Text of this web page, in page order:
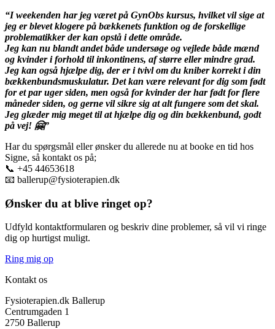
“I weekenden har jeg været på GynObs kursus, hvilket vil sige at
jeg er blevet klogere på bækkenets funktion og de forskellige
problematikker der kan opstå i dette område.
Jeg kan nu blandt andet både undersøge og vejlede både mænd
og kvinder i forhold til inkontinens, af større eller mindre grad.
Jeg kan også hjælpe dig, der er i tvivl om du kniber korrekt i din
bækkenbundsmuskulatur. Det kan være relevant for dig som født
for et par uger siden, men også for kvinder der har født for flere
måneder siden, og gerne vil sikre sig at alt fungere som det skal.
Jeg glæder mig meget til at hjælpe dig og din bækkenbund, godt
på vej! 🤗”
Har du spørgsmål eller ønsker du allerede nu at booke en tid hos
Signe, så kontakt os på;
📞 +45 44653618
📧 ballerup@fysioterapien.dk
Ønsker du at blive ringet op?
Udfyld kontaktformularen og beskriv dine problemer, så vil vi ringe
dig op hurtigst muligt.
Ring mig op
Kontakt os
Fysioterapien.dk Ballerup
Centrumgaden 1
2750 Ballerup